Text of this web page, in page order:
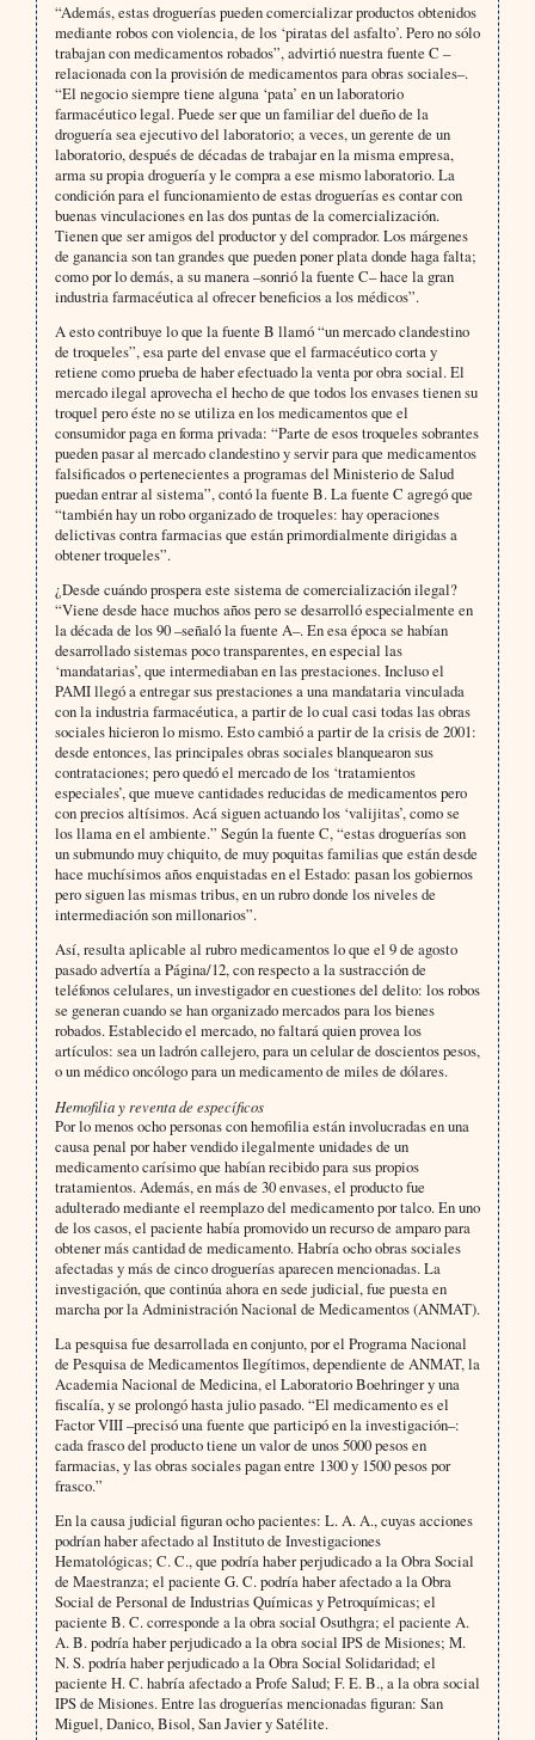
“Además, estas droguerías pueden comercializar productos obtenidos
mediante robos con violencia, de los ‘piratas del asfalto’. Pero no sólo
trabajan con medicamentos robados”, advirtió nuestra fuente C –
relacionada con la provisión de medicamentos para obras sociales–.
“El negocio siempre tiene alguna ‘pata’ en un laboratorio
farmacéutico legal. Puede ser que un familiar del dueño de la
droguería sea ejecutivo del laboratorio; a veces, un gerente de un
laboratorio, después de décadas de trabajar en la misma empresa,
arma su propia droguería y le compra a ese mismo laboratorio. La
condición para el funcionamiento de estas droguerías es contar con
buenas vinculaciones en las dos puntas de la comercialización.
Tienen que ser amigos del productor y del comprador. Los márgenes
de ganancia son tan grandes que pueden poner plata donde haga falta;
como por lo demás, a su manera –sonrió la fuente C– hace la gran
industria farmacéutica al ofrecer beneficios a los médicos”.
A esto contribuye lo que la fuente B llamó “un mercado clandestino
de troqueles”, esa parte del envase que el farmacéutico corta y
retiene como prueba de haber efectuado la venta por obra social. El
mercado ilegal aprovecha el hecho de que todos los envases tienen su
troquel pero éste no se utiliza en los medicamentos que el
consumidor paga en forma privada: “Parte de esos troqueles sobrantes
pueden pasar al mercado clandestino y servir para que medicamentos
falsificados o pertenecientes a programas del Ministerio de Salud
puedan entrar al sistema”, contó la fuente B. La fuente C agregó que
“también hay un robo organizado de troqueles: hay operaciones
delictivas contra farmacias que están primordialmente dirigidas a
obtener troqueles”.
¿Desde cuándo prospera este sistema de comercialización ilegal?
“Viene desde hace muchos años pero se desarrolló especialmente en
la década de los 90 –señaló la fuente A–. En esa época se habían
desarrollado sistemas poco transparentes, en especial las
‘mandatarias’, que intermediaban en las prestaciones. Incluso el
PAMI llegó a entregar sus prestaciones a una mandataria vinculada
con la industria farmacéutica, a partir de lo cual casi todas las obras
sociales hicieron lo mismo. Esto cambió a partir de la crisis de 2001:
desde entonces, las principales obras sociales blanquearon sus
contrataciones; pero quedó el mercado de los ‘tratamientos
especiales’, que mueve cantidades reducidas de medicamentos pero
con precios altísimos. Acá siguen actuando los ‘valijitas’, como se
los llama en el ambiente.” Según la fuente C, “estas droguerías son
un submundo muy chiquito, de muy poquitas familias que están desde
hace muchísimos años enquistadas en el Estado: pasan los gobiernos
pero siguen las mismas tribus, en un rubro donde los niveles de
intermediación son millonarios”.
Así, resulta aplicable al rubro medicamentos lo que el 9 de agosto
pasado advertía a Página/12, con respecto a la sustracción de
teléfonos celulares, un investigador en cuestiones del delito: los robos
se generan cuando se han organizado mercados para los bienes
robados. Establecido el mercado, no faltará quien provea los
artículos: sea un ladrón callejero, para un celular de doscientos pesos,
o un médico oncólogo para un medicamento de miles de dólares.
Hemofilia y reventa de específicos
Por lo menos ocho personas con hemofilia están involucradas en una
causa penal por haber vendido ilegalmente unidades de un
medicamento carísimo que habían recibido para sus propios
tratamientos. Además, en más de 30 envases, el producto fue
adulterado mediante el reemplazo del medicamento por talco. En uno
de los casos, el paciente había promovido un recurso de amparo para
obtener más cantidad de medicamento. Habría ocho obras sociales
afectadas y más de cinco droguerías aparecen mencionadas. La
investigación, que continúa ahora en sede judicial, fue puesta en
marcha por la Administración Nacional de Medicamentos (ANMAT).
La pesquisa fue desarrollada en conjunto, por el Programa Nacional
de Pesquisa de Medicamentos Ilegítimos, dependiente de ANMAT, la
Academia Nacional de Medicina, el Laboratorio Boehringer y una
fiscalía, y se prolongó hasta julio pasado. “El medicamento es el
Factor VIII –precisó una fuente que participó en la investigación–:
cada frasco del producto tiene un valor de unos 5000 pesos en
farmacias, y las obras sociales pagan entre 1300 y 1500 pesos por
frasco.”
En la causa judicial figuran ocho pacientes: L. A. A., cuyas acciones
podrían haber afectado al Instituto de Investigaciones
Hematológicas; C. C., que podría haber perjudicado a la Obra Social
de Maestranza; el paciente G. C. podría haber afectado a la Obra
Social de Personal de Industrias Químicas y Petroquímicas; el
paciente B. C. corresponde a la obra social Osuthgra; el paciente A.
A. B. podría haber perjudicado a la obra social IPS de Misiones; M.
N. S. podría haber perjudicado a la Obra Social Solidaridad; el
paciente H. C. habría afectado a Profe Salud; F. E. B., a la obra social
IPS de Misiones. Entre las droguerías mencionadas figuran: San
Miguel, Danico, Bisol, San Javier y Satélite.